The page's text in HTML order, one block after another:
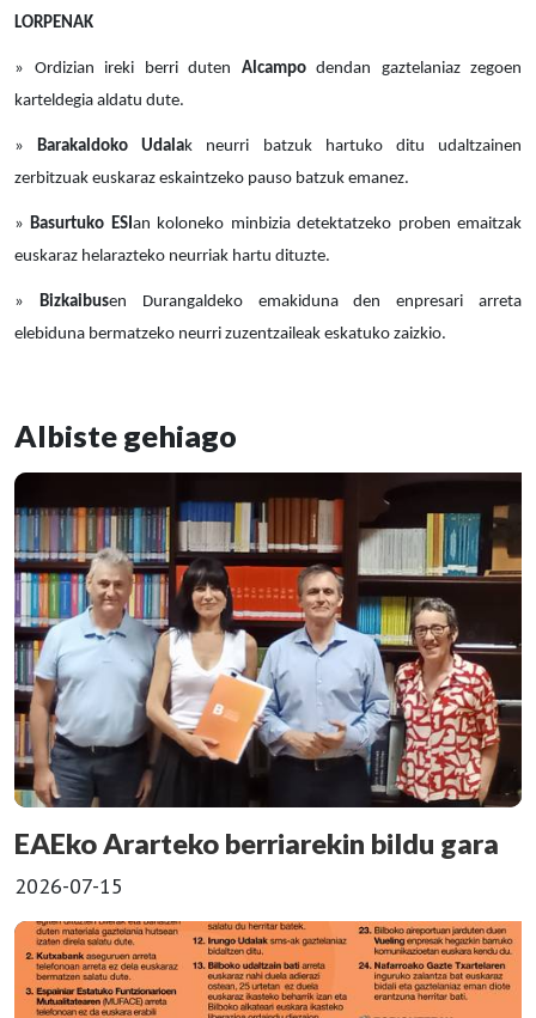
LORPENAK
» Ordizian ireki berri duten Alcampodendan gaztelaniaz zegoen
karteldegia aldatu dute.
» Barakaldoko Udalak neurri batzuk hartuko ditu udaltzainen
zerbitzuak euskaraz eskaintzeko pauso batzuk emanez.
» Basurtuko ESI an koloneko minbizia detektatzeko proben emaitzak
euskaraz helarazteko neurriak hartu dituzte.
» Bizkaibusen Durangaldeko emakiduna den enpresari arreta
elebiduna bermatzeko neurri zuzentzaileak eskatuko zaizkio.
Albiste gehiago
EAEko Ararteko berriarekin bildu gara
2026-07-15